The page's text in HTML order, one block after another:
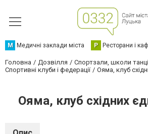
М Медичні заклади міста Р Ресторани і
Головна Дозвілля
Спортзали, школи
Спортивні клуби і федерації
Ояма, клуб
Ояма, клуб східних